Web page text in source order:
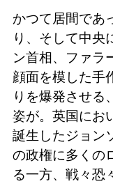
かつて居間であ
り、そして中央
ン首相、ファラ
顔面を模した手
りを爆発させる
姿が。英国にお
誕生したジョン
の政権に多くの
る一方、戦々恐